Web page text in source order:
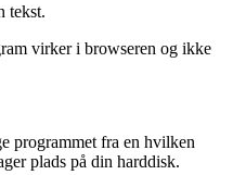
tekst.
virker i browseren og ikke
programmet fra en hvilken
plads på din harddisk.